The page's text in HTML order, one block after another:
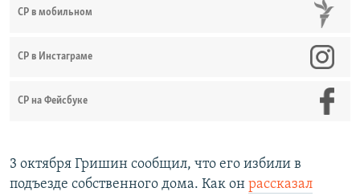
СР в мобильном
СР в Инстаграме
СР на Фейсбуке
3 октября Гришин сообщил, что его избили в
подъезде собственного дома. Как он рассказал